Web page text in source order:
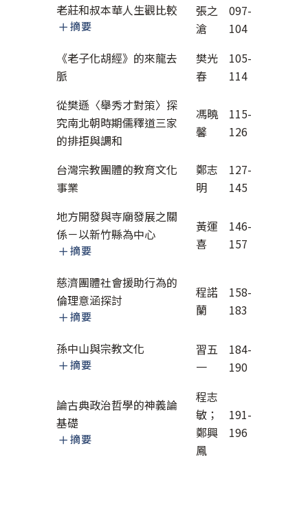
老莊和叔本華人生觀比較
摘要
張之
滄
097-
104
《老子化胡經》的來龍去
脈
樊光
春
105-
114
從樊遜〈舉秀才對策〉探
究南北朝時期儒釋道三家
的排拒與調和
馮曉
馨
115-
126
台灣宗教團體的教育文化
事業
鄭志
明
127-
145
地方開發與寺廟發展之關
係－以新竹縣為中心
摘要
黃運
喜
146-
157
慈濟團體社會援助行為的
倫理意涵探討
摘要
程諾
蘭
158-
183
孫中山與宗教文化
摘要
習五
一
184-
190
論古典政治哲學的神義論
基礎
摘要
程志
敏；
鄭興
鳳
191-
196